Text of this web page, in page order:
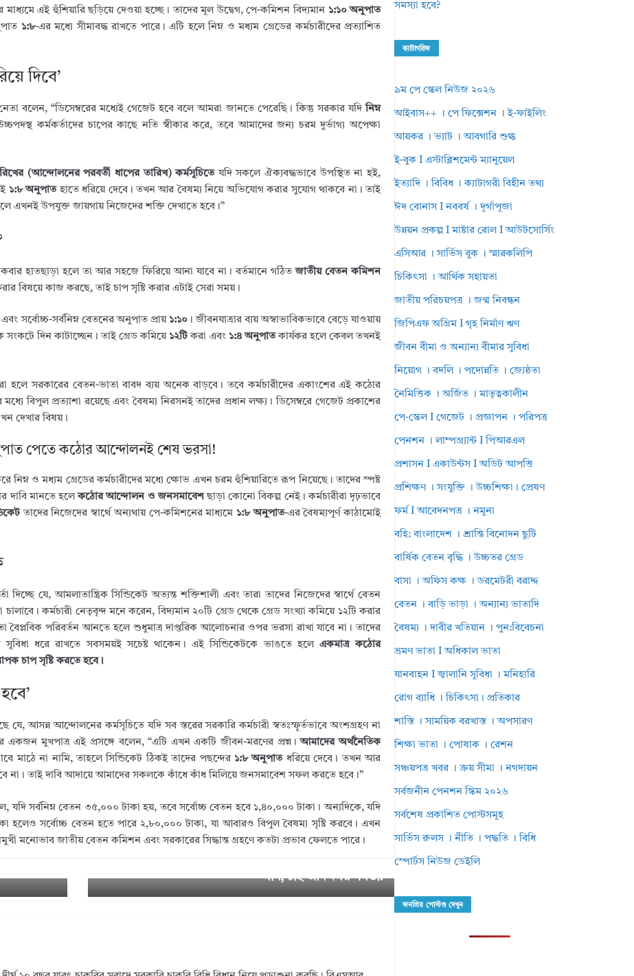
এই হুঁশিয়ারি ছড়িয়ে দেওয়া হচ্ছে। তাদের মূল উদ্বেগ, পে-কমিশন বিদ্যমান ১:১০ অনুপাত
১:৮-এর মধ্যে সীমাবদ্ধ রাখতে পারে। এটি হলে নিম্ন ও মধ্যম গ্রেডের কর্মচারীদের প্রত্যাশিত
দিবে’
বলেন, “ডিসেম্বরের মধ্যেই গেজেট হবে বলে আমরা জানতে পেরেছি। কিন্তু সরকার যদিনিম্ন
কর্মকর্তাদের চাপের কাছে নতি স্বীকার করে, তবে আমাদের জন্য চরম দুর্ভাগ্য অপেক্ষা
(আন্দোলনের পরবর্তী ধাপের তারিখ) কর্মসূচিতেযদি সকলে ঐক্যবদ্ধভাবে উপস্থিত না হই,
১:৮ অনুপাতহাতে ধরিয়ে দেবে। তখন আর বৈষম্য নিয়ে অভিযোগ করার সুযোগ থাকবে না। তাই
এখনই উপযুক্ত জায়গায় নিজেদের শক্তি দেখাতে হবে।”
হাতছাড়া হলে তা আর সহজে ফিরিয়ে আনা যাবে না। বর্তমানে গঠিতজাতীয় বেতন কমিশন
বিষয়ে কাজ করছে, তাই চাপ সৃষ্টি করার এটাই সেরা সময়।
সর্বোচ্চ-সর্বনিম্ন বেতনের অনুপাত প্রায় ১:১০। জীবনযাত্রার ব্যয় অস্বাভাবিকভাবে বেড়ে যাওয়ায়
সংকটে দিন কাটাচ্ছেন। তাই গ্রেড কমিয়ে ১২টিকরা এবং ১:৪ অনুপাতকার্যকর হলে কেবল তখনই
হলে সরকারের বেতন-ভাতা বাবদ ব্যয় অনেক বাড়বে। তবে কর্মচারীদের একাংশের এই কঠোর
বিপুল প্রত্যাশা রয়েছে এবং বৈষম্য নিরসনই তাদের প্রধান লক্ষ্য। ডিসেম্বরে গেজেট প্রকাশের
দেখার বিষয়।
পেতে কঠোর আন্দোলনই শেষ ভরসা!
নিম্ন ও মধ্যম গ্রেডের কর্মচারীদের মধ্যে ক্ষোভ এখন চরম হুঁশিয়ারিতে রূপ নিয়েছে। তাদের স্পষ্ট
দাবি মানতে হলেকঠোর আন্দোলন ও জনসমাবেশছাড়া কোনো বিকল্প নেই। কর্মচারীরা দৃঢ়ভাবে
তাদের নিজেদের স্বার্থে অন্যথায় পে-কমিশনের মাধ্যমে ১:৮ অনুপাত-এর বৈষম্যপূর্ণ কাঠামোই
যে, আমলাতান্ত্রিক সিন্ডিকেট অত্যন্ত শক্তিশালী এবং তারা তাদের নিজেদের স্বার্থে বেতন
চালাবে। কর্মচারী নেতৃবৃন্দ মনে করেন, বিদ্যমান ২০টি গ্রেড থেকে গ্রেড সংখ্যা কমিয়ে ১২টি করার
বৈপ্লবিক পরিবর্তন আনতে হলে শুধুমাত্র দাপ্তরিক আলোচনার ওপর ভরসা রাখা যাবে না। তাদের
সুবিধা ধরে রাখতে সবসময়ই সচেষ্ট থাকেন। এই সিন্ডিকেটকে ভাঙতে হলে একমাত্র কঠোর
চাপ সৃষ্টি করতে হবে।
যে, আসন্ন আন্দোলনের কর্মসূচিতে যদি সব স্তরের সরকারি কর্মচারী স্বতঃস্ফূর্তভাবে অংশগ্রহণ না
একজন মুখপাত্র এই প্রসঙ্গে বলেন, “এটি এখন একটি জীবন-মরণের প্রশ্ন।আমাদের অর্থনৈতিক
মাঠে না নামি, তাহলে সিন্ডিকেট ঠিকই তাদের পছন্দের ১:৮ অনুপাতধরিয়ে দেবে। তখন আর
তাই দাবি আদায়ে আমাদের সকলকে কাঁধে কাঁধ মিলিয়ে জনসমাবেশ সফল করতে হবে।”
যদি সর্বনিম্ন বেতন ৩৫,০০০ টাকা হয়, তবে সর্বোচ্চ বেতন হবে ১,৪০,০০০ টাকা। অন্যদিকে, যদি
হলেও সর্বোচ্চ বেতন হতে পারে ২,৮০,০০০ টাকা, যা আবারও বিপুল বৈষম্য সৃষ্টি করবে। এখন
মনোভাব জাতীয় বেতন কমিশন এবং সরকারের সিদ্ধান্ত গ্রহণে কতটা প্রভাব ফেলতে পারে।
মান, চাই আনন্দময় সমতা?
সমস্যা হবে?
ক্যাটাগরিজ
৯ম পে স্কেল নিউজ ২০২৬
আইবাস++ । পে ফিক্সেশন । ই-ফাইলিং
আয়কর । ভ্যাট । আবগারি শুল্ক
ই-বুক I এস্টাব্লিশমেন্ট ম্যানুয়েল
ইত্যাদি । বিবিধ । ক্যাটাগরী বিহীন তথ্য
ঈদ বোনাস I নববর্ষ । দূর্গাপূজা
উন্নয়ন প্রকল্প I মাষ্টার রোল I আউটসোর্সিং
এসিআর । সার্ভিস বুক । স্মারকলিপি
চিকিৎসা । আর্থিক সহায়তা
জাতীয় পরিচয়পত্র । জন্ম নিবন্ধন
জিপিএফ অগ্রিম I গৃহ নির্মাণ ঋণ
জীবন বীমা ও অন্যান্য বীমার সুবিধা
নিয়োগ । বদলি । পদোন্নতি । জ্যেষ্ঠতা
নৈমিত্তিক । অর্জিত । মাতৃত্বকালীন
পে-স্কেল I গেজেট । প্রজ্ঞাপন । পরিপত্র
পেনশন । লাম্পগ্র্যান্ট I পিআরএল
প্রশাসন I একাউন্টস I অডিট আপত্তি
প্রশিক্ষণ । সংযুক্তি । উচ্চশিক্ষা। প্রেষণ
ফর্ম I আবেদনপত্র । নমুনা
বহি: বাংলাদেশ । শ্রান্তি বিনোদন ছুটি
বার্ষিক বেতন বৃদ্ধি । উচ্চতর গ্রেড
বাসা । অফিস কক্ষ । ডরমেটরী বরাদ্দ
বেতন । বাড়ি ভাড়া । অন্যান্য ভাতাদি
বৈষম্য । দাবীর খতিয়ান । পুন:বিবেচনা
ভ্রমণ ভাতা I অধিকাল ভাতা
যানবাহন I জ্বালানি সুবিধা । মনিহারি
রোগ ব্যাধি । চিকিৎসা। প্রতিকার
শাস্তি । সাময়িক বরখাস্ত । অপসারণ
শিক্ষা ভাতা । পোষাক । রেশন
সঞ্চয়পত্র খবর । ক্রয় সীমা । নগদায়ন
সর্বজনীন পেনশন স্কিম ২০২৬
সর্বশেষ প্রকাশিত পোস্টসমূহ
সার্ভিস রুলস । নীতি । পদ্ধতি । বিধি
স্পোর্টস নিউজ ডেইলি
জনপ্রিয় পোস্টগু দেখুন